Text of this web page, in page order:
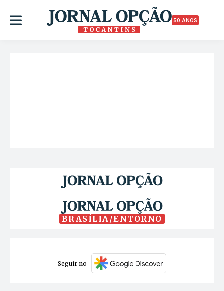
50 ANOS
BRASÍLIA/ENTORNO
Seguir no